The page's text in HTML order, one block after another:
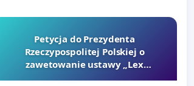
Petycja do Prezydenta
Rzeczypospolitej Polskiej o
zawetowanie ustawy „Lex